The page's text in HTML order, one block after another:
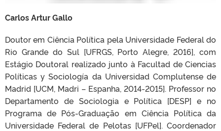
Carlos Artur Gallo
Doutor em Ciência Política pela Universidade Federal do
Rio Grande do Sul [UFRGS, Porto Alegre, 2016], com
Estágio Doutoral realizado junto à Facultad de Ciencias
Políticas y Sociología da Universidad Complutense de
Madrid [UCM, Madri – Espanha, 2014-2015]. Professor no
Departamento de Sociologia e Política [DESP] e no
Programa de Pós-Graduação em Ciência Política da
Universidade Federal de Pelotas [UFPel]. Coordenador